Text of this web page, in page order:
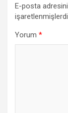
E-posta
Yorum *